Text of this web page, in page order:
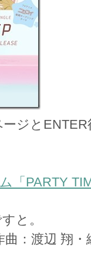
ジと
「PARTY
と。
曲：渡辺 翔